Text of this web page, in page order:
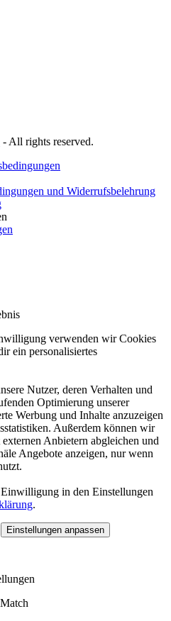
- All rights reserved.
und Widerrufsbelehrung
verwenden wir Cookies
ein personalisiertes
Nutzer, deren Verhalten und
Optimierung unserer
Werbung und Inhalte anzuzeigen
Außerdem können wir
Anbietern abgleichen und
Angebote anzeigen, nur wenn
in den Einstellungen
.
Einstellungen anpassen